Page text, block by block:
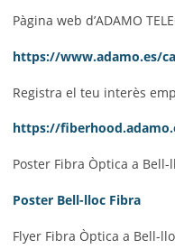
Pàgina web d’ADAMO
https://www.adamo.es/
Registra el teu interès
https://
Poster Fibra Òptica a
Poster Bell-lloc Fibra
Flyer Fibra Òptica a Bell-